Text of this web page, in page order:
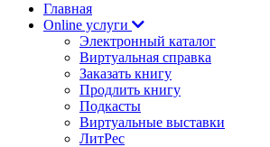
Главная
Online услуги
Электронный каталог
Виртуальная справка
Заказать книгу
Продлить книгу
Подкасты
Виртуальные выставки
ЛитРес